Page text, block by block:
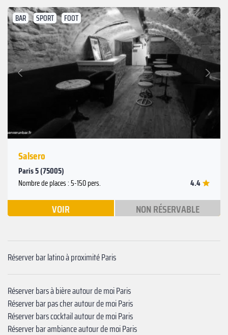
BAR SPORT FOOT
Précédent
Suivant
Salsero
Paris 5 (75005)
Nombre de places : 5-150 pers. 4.4
VOIR NON RÉSERVABLE
Réserver bar latino à proximité Paris
Réserver bars à bière autour de moi Paris
Réserver bar pas cher autour de moi Paris
Réserver bars cocktail autour de moi Paris
Réserver bar ambiance autour de moi Paris